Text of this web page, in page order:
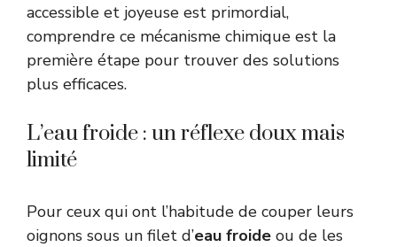
accessible et joyeuse est primordial,
comprendre ce mécanisme chimique est la
première étape pour trouver des solutions
plus efficaces.
L’eau froide : un réflexe doux mais
limité
Pour ceux qui ont l’habitude de couper leurs
oignons sous un filet d’eau froide ou de les